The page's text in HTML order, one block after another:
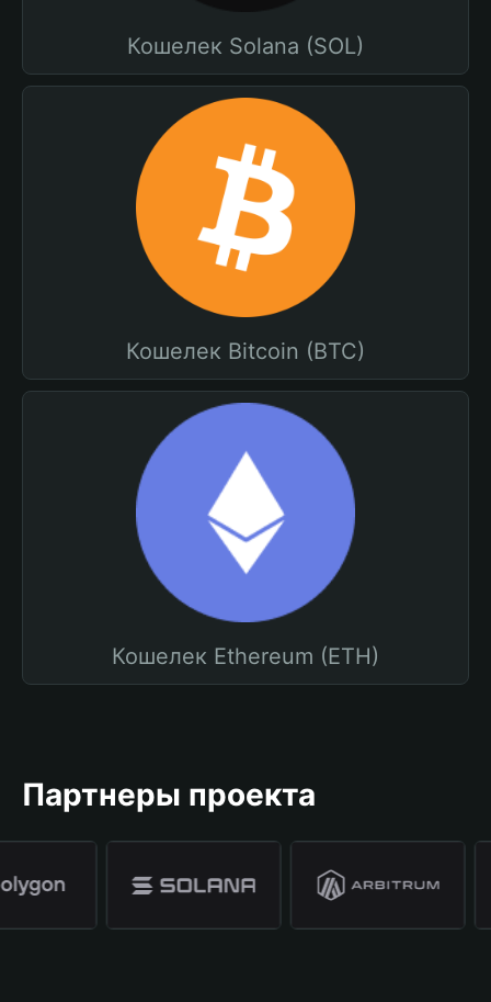
Кошелек Solana (SOL)
Кошелек Bitcoin (BTC)
Кошелек Ethereum (ETH)
Партнеры проекта